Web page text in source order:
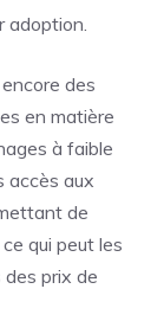
adoption.
des
en matière
à faible
accès aux
de
qui peut les
prix de